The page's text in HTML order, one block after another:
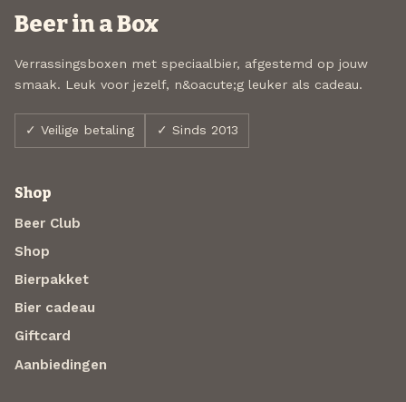
Beer in a Box
Verrassingsboxen met speciaalbier, afgestemd op jouw
smaak. Leuk voor jezelf, n&oacute;g leuker als cadeau.
✓ Veilige betaling ✓ Sinds 2013
Shop
Beer Club
Shop
Bierpakket
Bier cadeau
Giftcard
Aanbiedingen